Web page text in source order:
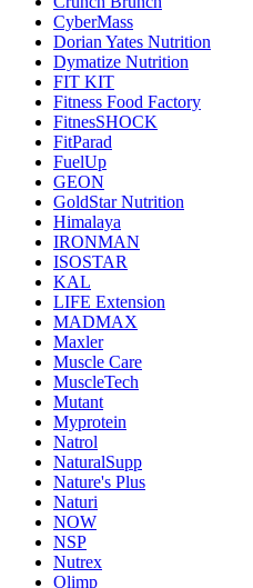
CyberMass
Dorian Yates Nutrition
Dymatize Nutrition
FIT KIT
Fitness Food Factory
FitnesSHOCK
FitParad
FuelUp
GEON
GoldStar Nutrition
Himalaya
IRONMAN
ISOSTAR
KAL
LIFE Extension
MADMAX
Maxler
Muscle Care
MuscleTech
Mutant
Myprotein
Natrol
NaturalSupp
Nature's Plus
Naturi
NOW
NSP
Nutrex
Olimp